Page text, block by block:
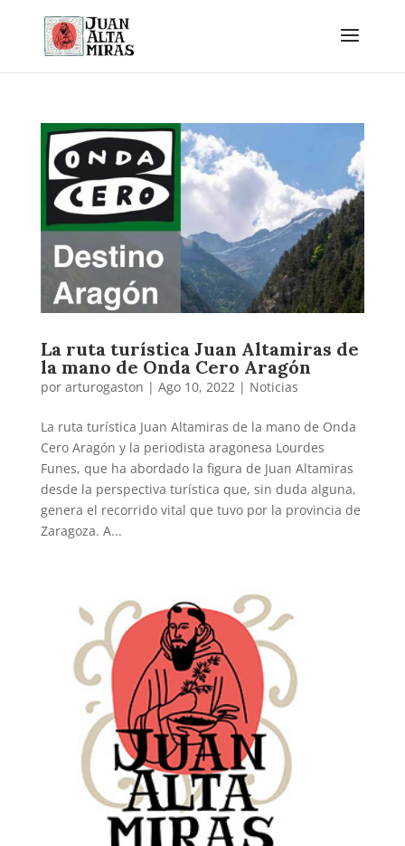
La ruta turística Juan Altamiras de
la mano de Onda Cero Aragón
por arturogaston | Ago 10, 2022 | Noticias
La ruta turística Juan Altamiras de la mano de Onda
Cero Aragón y la periodista aragonesa Lourdes
Funes, que ha abordado la figura de Juan Altamiras
desde la perspectiva turística que, sin duda alguna,
genera el recorrido vital que tuvo por la provincia de
Zaragoza. A...